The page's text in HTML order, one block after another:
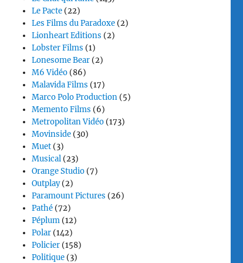
Le Pacte (22)
Les Films du Paradoxe (2)
Lionheart Editions (2)
Lobster Films (1)
Lonesome Bear (2)
M6 Vidéo (86)
Malavida Films (17)
Marco Polo Production (5)
Memento Films (6)
Metropolitan Vidéo (173)
Movinside (30)
Muet (3)
Musical (23)
Orange Studio (7)
Outplay(2)
Paramount Pictures (26)
Pathé (72)
Péplum (12)
Polar (142)
Policier (158)
Politique (3)